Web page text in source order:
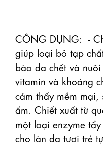
CÔNG DỤNG:  -
giúp loại bỏ tạp
bào da chết và
vitamin và khoáng
cảm thấy mềm
ẩm. Chiết xuất từ
một loại enzyme
cho làn da tươi trẻ